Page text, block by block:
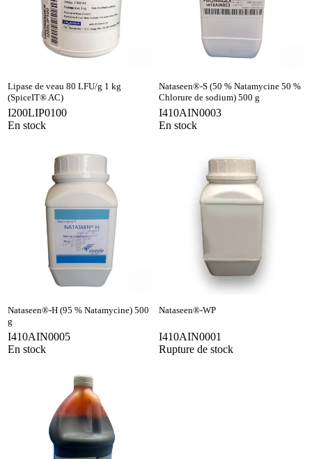
Lipase de veau 80 LFU/g 1 kg
(SpiceIT® AC)
I200LIP0100
En stock
Nataseen®-S (50 % Natamycine 50 %
Chlorure de sodium) 500 g
I410AIN0003
En stock
Nataseen®-H (95 % Natamycine) 500
g
I410AIN0005
En stock
Nataseen®-WP
I410AIN0001
Rupture de stock